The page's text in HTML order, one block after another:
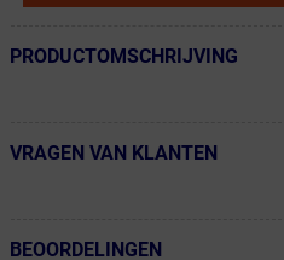
← Terug naar productnavigatie
PRODUCTOMSCHRIJVING
← Terug naar productnavigatie
VRAGEN VAN KLANTEN
← Terug naar productnavigatie
BEOORDELINGEN